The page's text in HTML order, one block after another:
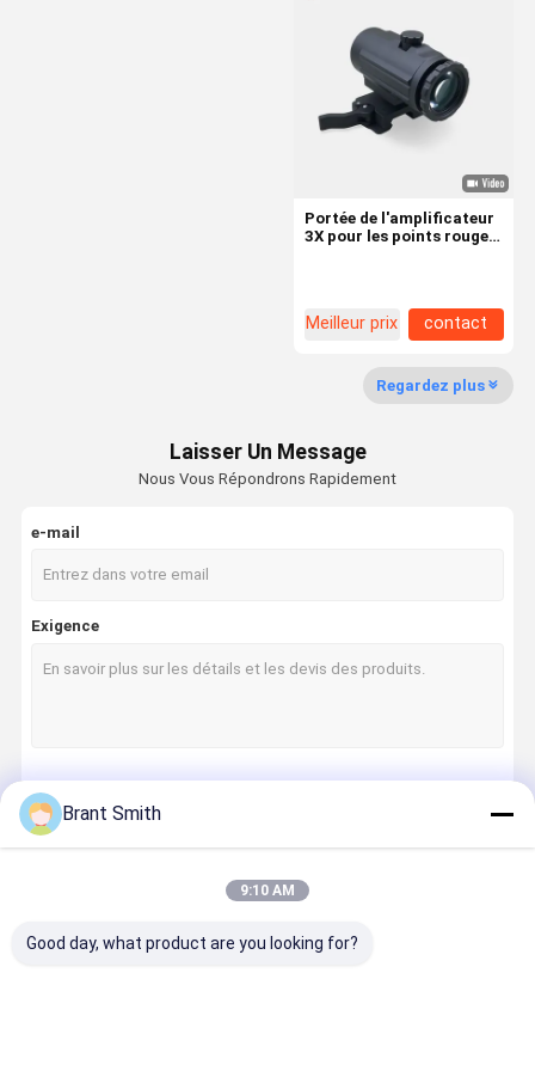
Portée de l'amplificateur
3X pour les points rouges
retour sur le côté
Meilleur prix contact
Regardez plus
Laisser Un Message
Nous Vous Répondrons Rapidement
e-mail
Exigence
Brant Smith
9:10 AM
Good day, what product are you looking for?